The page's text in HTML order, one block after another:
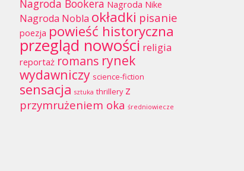
Nagroda Bookera Nagroda Nike
Nagroda Nobla okładki pisanie
poezja powieść historyczna
przegląd nowości religia
reportaż romans rynek
wydawniczy science-fiction
sensacja sztuka thrillery z
przymrużeniem oka średniowiecze